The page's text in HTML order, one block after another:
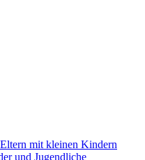
mit kleinen Kindern
und Jugendliche